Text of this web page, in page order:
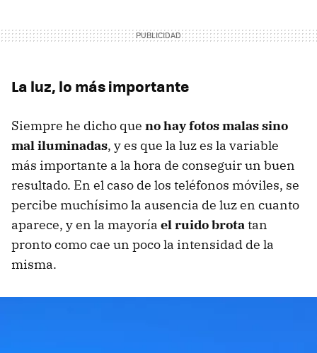
La luz, lo más importante
Siempre he dicho que no hay fotos malas sino
mal iluminadas, y es que la luz es la variable
más importante a la hora de conseguir un buen
resultado. En el caso de los teléfonos móviles, se
percibe muchísimo la ausencia de luz en cuanto
aparece, y en la mayoría el ruido brotatan
pronto como cae un poco la intensidad de la
misma.